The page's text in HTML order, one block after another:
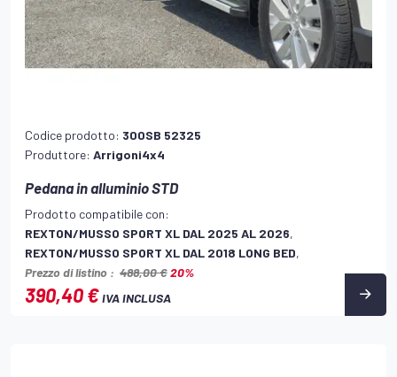
Codice prodotto: 300SB 52325
Produttore: Arrigoni4x4
Pedana in alluminio STD
Prodotto compatibile con:
REXTON/MUSSO SPORT XL DAL 2025 AL 2026,
REXTON/MUSSO SPORT XL DAL 2018 LONG BED,
Prezzo di listino : 488,00 €20%
390,40 €IVA INCLUSA